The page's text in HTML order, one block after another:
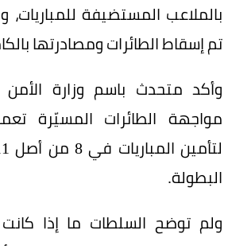
بالملاعب المستضيفة
تم إسقاط الطائرات ومصادرتها
وأكد متحدث باسم وزارة
مواجهة الطائرات المسيّرة
البطولة.
ولم توضح السلطات ما إذا